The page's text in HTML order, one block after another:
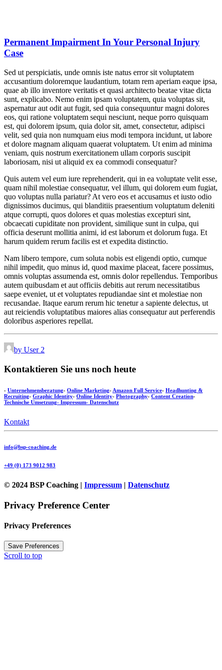
Permanent Impairment In Your Personal Injury
Case
Sed ut perspiciatis, unde omnis iste natus error sit voluptatem
accusantium doloremque laudantium, totam rem aperiam eaque ipsa,
quae ab illo inventore veritatis et quasi architecto beatae vitae dicta
sunt, explicabo. Nemo enim ipsam voluptatem, quia voluptas sit,
aspernatur aut odit aut fugit, sed quia consequuntur magni dolores
eos, qui ratione voluptatem sequi nesciunt, neque porro quisquam
est, qui dolorem ipsum, quia dolor sit, amet, consectetur, adipisci
velit, sed quia non numquam eius modi tempora incidunt, ut labore
et dolore magnam aliquam quaerat voluptatem. Ut enim ad minima
veniam, quis nostrum exercitationem ullam corporis suscipit
laboriosam, nisi ut aliquid ex ea commodi consequatur?
Quis autem vel eum iure reprehenderit, qui in ea voluptate velit esse,
quam nihil molestiae consequatur, vel illum, qui dolorem eum fugiat,
quo voluptas nulla pariatur? At vero eos et accusamus et iusto odio
dignissimos ducimus, qui blanditiis praesentium voluptatum deleniti
atque corrupti, quos dolores et quas molestias excepturi sint,
obcaecati cupiditate non provident, similique sunt in culpa, qui
officia deserunt mollitia animi, id est laborum et dolorum fuga. Et
harum quidem rerum facilis est et expedita distinctio.
Nam libero tempore, cum soluta nobis est eligendi optio, cumque
nihil impedit, quo minus id, quod maxime placeat, facere possimus,
omnis voluptas assumenda est, omnis dolor repellendus. Temporibus
autem quibusdam et aut officiis debitis aut rerum necessitatibus
saepe eveniet, ut et voluptates repudiandae sint et molestiae non
recusandae. Itaque earum rerum hic tenetur a sapiente delectus, ut
aut reiciendis voluptatibus maiores alias consequatur aut perferendis
doloribus asperiores repellat.
by User 2
Kontaktieren Sie uns noch heute
- Unternehmensberatung- Online Marketing- Amazon Full Service- Headhunting &
Recruiting- Graphic Identity- Online Identity- Photography- Content Creation-
Technische Umsetzung- Impressum- Datenschutz
Kontakt
info@bsp-coaching.de
+49 (0) 173 9012 983
© 2024 BSP Coaching | Impressum | Datenschutz
Privacy Preference Center
Privacy Preferences
Scroll to top